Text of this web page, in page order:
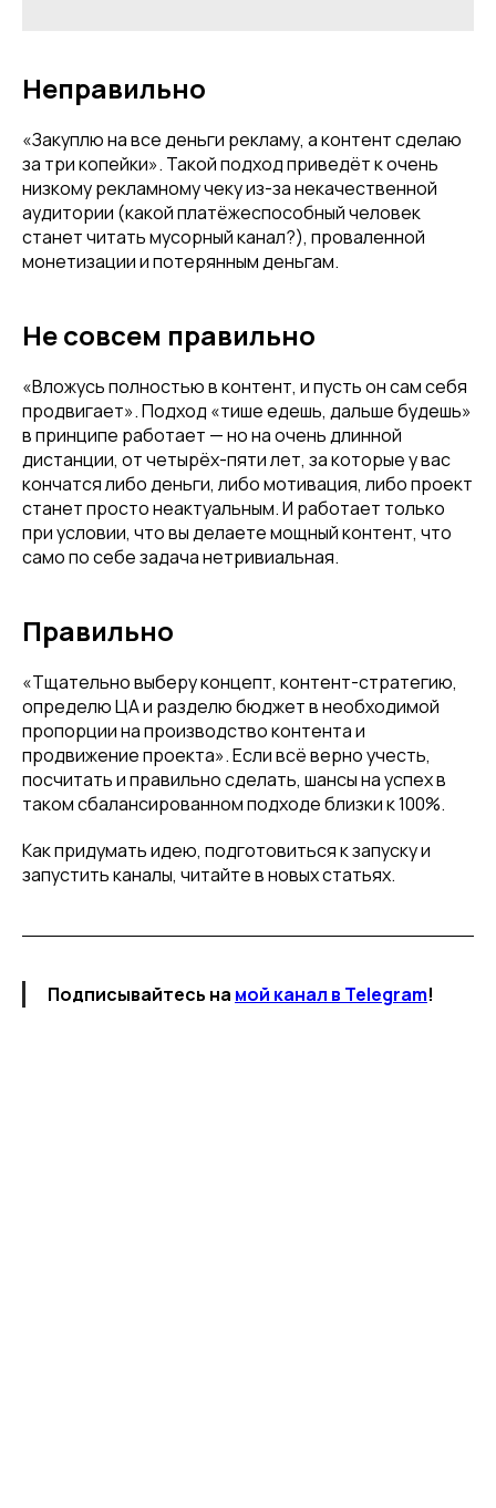
Неправильно
«Закуплю на все деньги рекламу, а контент сделаю
за три копейки». Такой подход приведёт к очень
низкому рекламному чеку из-за некачественной
аудитории (какой платёжеспособный человек
станет читать мусорный канал?), проваленной
монетизации и потерянным деньгам.
Не совсем правильно
«Вложусь полностью в контент, и пусть он сам себя
продвигает». Подход «тише едешь, дальше будешь»
в принципе работает — но на очень длинной
дистанции, от четырёх-пяти лет, за которые у вас
кончатся либо деньги, либо мотивация, либо проект
станет просто неактуальным. И работает только
при условии, что вы делаете мощный контент, что
само по себе задача нетривиальная.
Правильно
«Тщательно выберу концепт, контент-стратегию,
определю ЦА и разделю бюджет в необходимой
пропорции на производство контента и
продвижение проекта». Если всё верно учесть,
посчитать и правильно сделать, шансы на успех в
таком сбалансированном подходе близки к 100%.
Как придумать идею, подготовиться к запуску и
запустить каналы, читайте в новых статьях.
Подписывайтесь на мой канал в Telegram!